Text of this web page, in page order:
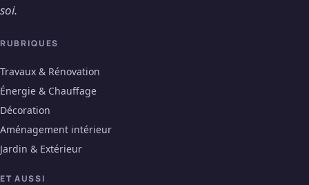
soi.
RUBRIQUES
Travaux & Rénovation
Énergie & Chauffage
Décoration
Aménagement intérieur
Jardin & Extérieur
ET AUSSI